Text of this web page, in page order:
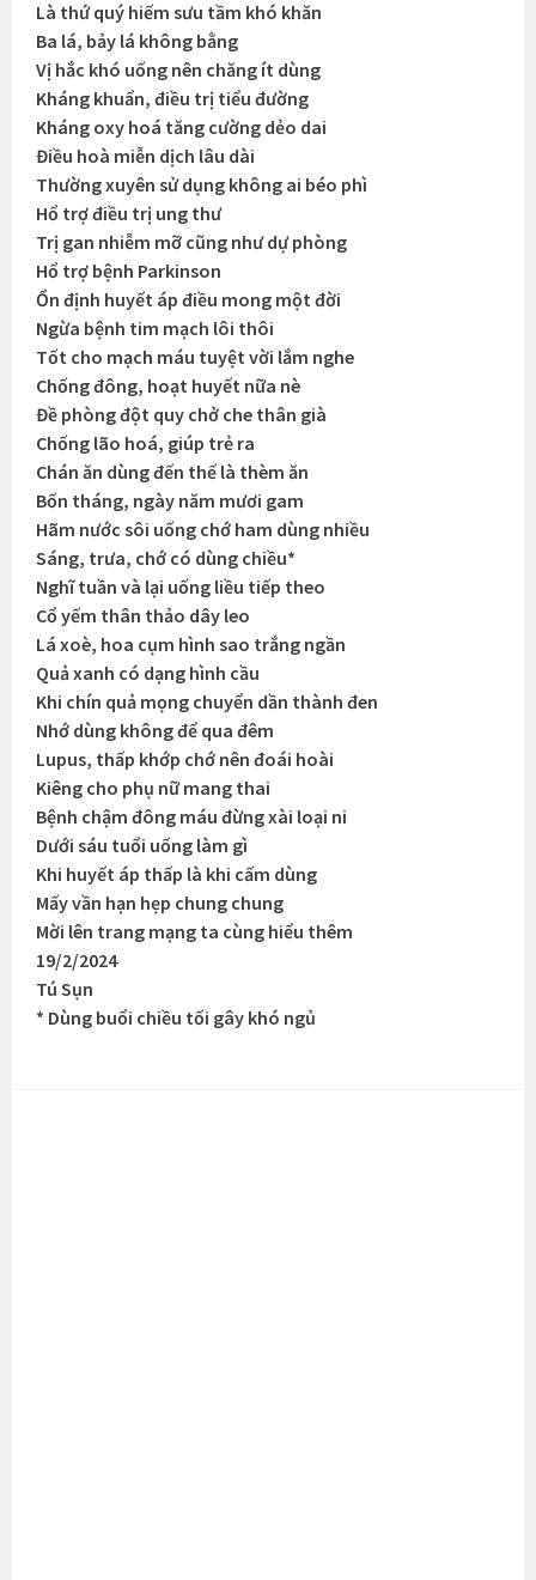
Là thứ quý hiếm sưu tầm khó khăn
Ba lá, bảy lá không bằng
Vị hắc khó uống nên chăng ít dùng
Kháng khuẩn, điều trị tiểu đường
Kháng oxy hoá tăng cường dẻo dai
Điều hoà miễn dịch lâu dài
Thường xuyên sử dụng không ai béo phì
Hổ trợ điều trị ung thư
Trị gan nhiễm mỡ cũng như dự phòng
Hổ trợ bệnh Parkinson
Ổn định huyết áp điều mong một đời
Ngừa bệnh tim mạch lôi thôi
Tốt cho mạch máu tuyệt vời lắm nghe
Chống đông, hoạt huyết nữa nè
Đề phòng đột quy chở che thân già
Chống lão hoá, giúp trẻ ra
Chán ăn dùng đến thế là thèm ăn
Bốn tháng, ngày năm mươi gam
Hãm nước sôi uống chớ ham dùng nhiều
Sáng, trưa, chớ có dùng chiều*
Nghĩ tuần và lại uống liều tiếp theo
Cổ yếm thân thảo dây leo
Lá xoè, hoa cụm hình sao trắng ngần
Quả xanh có dạng hình cầu
Khi chín quả mọng chuyển dần thành đen
Nhớ dùng không để qua đêm
Lupus, thấp khớp chớ nên đoái hoài
Kiêng cho phụ nữ mang thai
Bệnh chậm đông máu đừng xài loại ni
Dưới sáu tuổi uống làm gì
Khi huyết áp thấp là khi cấm dùng
Mấy vần hạn hẹp chung chung
Mời lên trang mạng ta cùng hiểu thêm
19/2/2024
Tú Sụn
* Dùng buổi chiều tối gây khó ngủ